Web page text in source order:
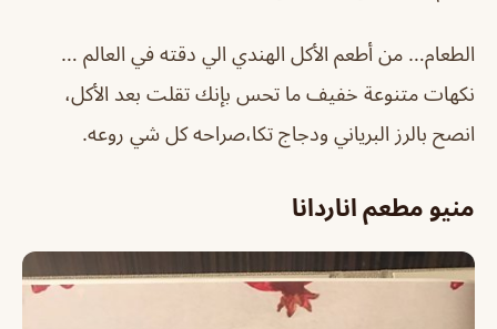
الطعام… من أطعم الأكل الهندي الي دقته في العالم …
نكهات متنوعة خفيف ما تحس بإنك تقلت بعد الأكل،
انصح بالرز البرياني ودجاج تكا،صراحه كل شي روعه.
منيو مطعم اناردانا